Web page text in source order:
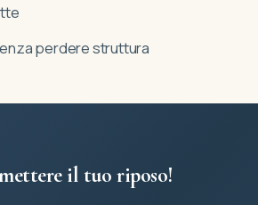
perdere struttura
il tuo riposo!